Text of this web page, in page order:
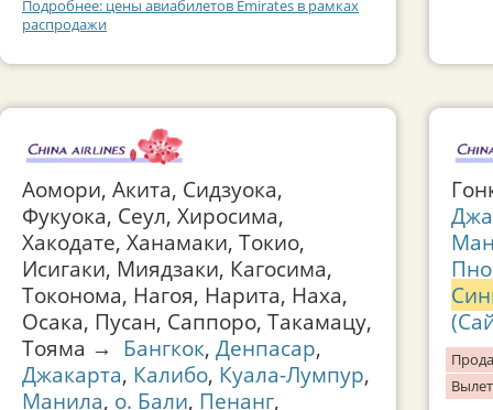
Подробнее: цены авиабилетов Emirates в рамках
распродажи
Аомори, Акита, Сидзуока,
Фукуока, Сеул, Хиросима,
Хакодате, Ханамаки, Токио,
Исигаки, Миядзаки, Кагосима,
Токонома, Нагоя, Нарита, Наха,
Осака, Пусан, Саппоро, Такамацу,
Тояма → Бангкок, Денпасар,
Джакарта, Калибо, Куала-Лумпур,
Манила, о. Бали, Пенанг,